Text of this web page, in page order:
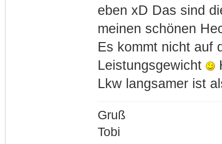
eben xD Das sind
meinen schönen
Es kommt nicht auf
Leistungsgewicht
Lkw langsamer ist
Gruß
Tobi